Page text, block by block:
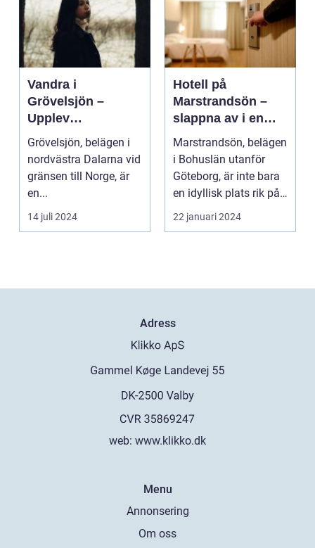
Vandra i
Grövelsjön –
Upplev
spektakulär natur
och
vildmarksupplevel
ser på nära håll
Grövelsjön, belägen i
nordvästra Dalarna vid
gränsen till Norge, är
en...
14 juli 2024
Hotell på
Marstrandsön –
slappna av i en
oas vid havet
Marstrandsön, belägen
i Bohuslän utanför
Göteborg, är inte bara
en idyllisk plats rik på
historia oc...
22 januari 2024
Adress
web: www.klikko.dk
Menu
Annonsering
Om oss